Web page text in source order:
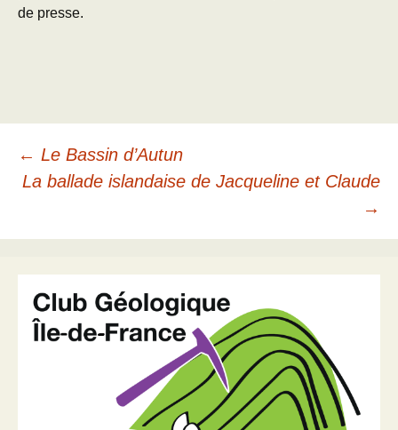
de presse.
Navigation
articles
← Le Bassin d’Autun
La ballade islandaise de Jacqueline et Claude
→